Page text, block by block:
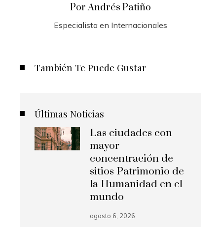
Por Andrés Patiño
Especialista en Internacionales
También Te Puede Gustar
Últimas Noticias
Las ciudades con
mayor
concentración de
sitios Patrimonio de
la Humanidad en el
mundo
agosto 6, 2026